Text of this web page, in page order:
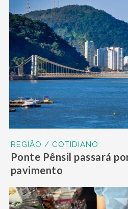
REGIÃO / COTIDIANO
Ponte Pênsil passará
pavimento